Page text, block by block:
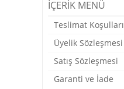
İÇERIK MENÜ
Teslimat Koşulları
Üyelik Sözleşmesi
Satış Sözleşmesi
Garanti ve İade